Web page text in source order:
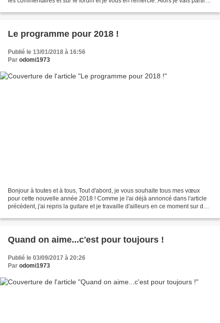
Le programme pour 2018 !
Publié le 13/01/2018 à 16:56
Par odomi1973
Bonjour à toutes et à tous, Tout d'abord, je vous souhaite tous mes vœux
pour cette nouvelle année 2018 ! Comme je l'ai déjà annoncé dans l'article
précédent, j'ai repris la guitare et je travaille d'ailleurs en ce moment sur des
Quand on aime...c'est pour toujours !
Publié le 03/09/2017 à 20:26
Par odomi1973